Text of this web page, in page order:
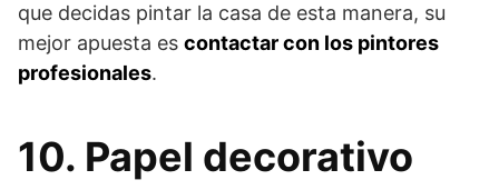
que decidas pintar la casa de esta manera, su
mejor apuesta es contactar con los pintores
profesionales.
10. Papel decorativo